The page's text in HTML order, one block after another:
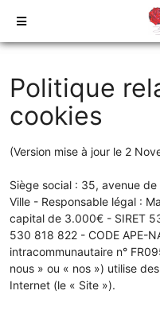
DEVIS
DÉMARCHES
ORGANISATION /
URGENCE / ASSISTANCE
AGENCES
COMBS-LA-VILLE
Politique
cookies
(Version mise à jour le 2
Siège social : 35, avenue
Ville - Responsable légal :
capital de 3.000€ - SIRET
530 818 822 - CODE APE-
intracommunautaire n°
nous » ou « nos ») utilise
Internet (le « Site »).